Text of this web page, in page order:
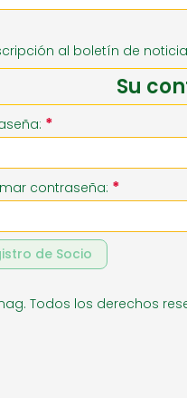
al boletín de
Su
*
contraseña: *
de Socio
Todos los derechos